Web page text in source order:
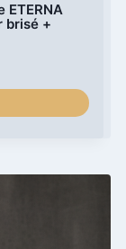
ETERNA
brisé +